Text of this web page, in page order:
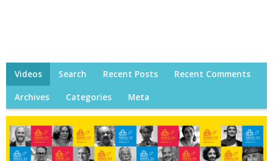
Videos Search Recent Posts Recent Comments
Archives Categories Meta